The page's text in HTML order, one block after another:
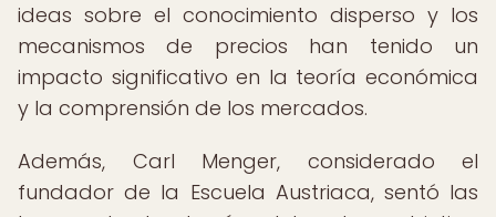
ideas sobre el conocimiento disperso y los
mecanismos de precios han tenido un
impacto significativo en la teoría económica
y la comprensión de los mercados.
Además, Carl Menger, considerado el
fundador de la Escuela Austriaca, sentó las